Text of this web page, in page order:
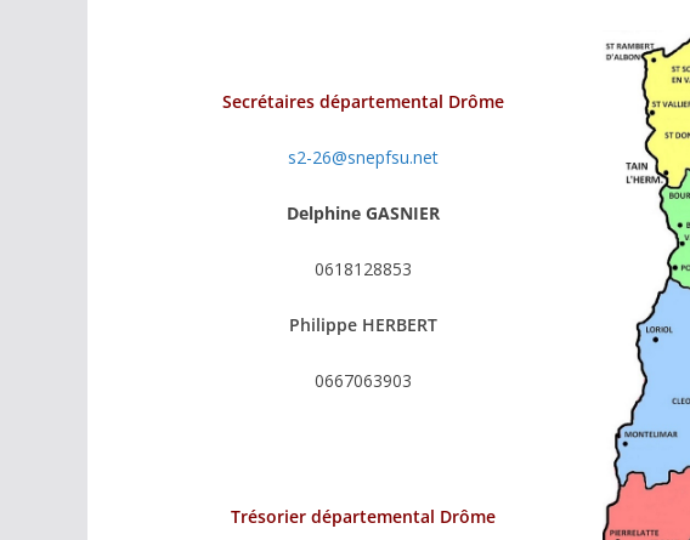
Secrétaires départemental Drôme
s2-26@snepfsu.net
Delphine GASNIER
0618128853
Philippe HERBERT
0667063903
Trésorier départemental Drôme